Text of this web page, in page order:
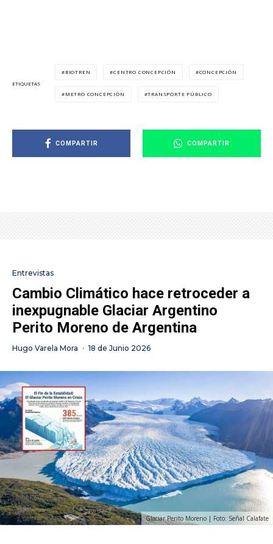
ETIQUETAS
BIOTREN CENTRO CONCEPCIÓN CONCEPCIÓN
METRO CONCEPCIÓN TRANSPORTE PÚBLICO
COMPARTIR COMPARTIR
Entrevistas
Cambio Climático hace retroceder a
inexpugnable Glaciar Argentino
Perito Moreno de Argentina
Hugo Varela Mora · 18 de Junio 2026
Glaciar Perito Moreno | Foto: Señal Calafate